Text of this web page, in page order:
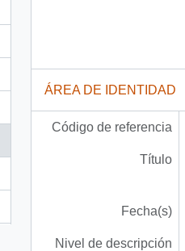
ÁREA DE IDENTIDAD
Código de referencia
Título
Fecha(s)
Nivel de descripción